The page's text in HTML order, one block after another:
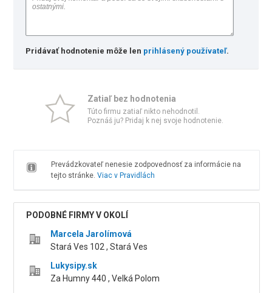
Pridávať hodnotenie môže len prihlásený používateľ.
Zatiaľ bez hodnotenia
Túto firmu zatiaľ nikto nehodnotil.
Poznáš ju? Pridaj k nej svoje hodnotenie.
Prevádzkovateľ nenesie zodpovednosť za informácie na
tejto stránke. Viac v Pravidlách
PODOBNÉ FIRMY V OKOLÍ
Marcela Jarolímová
Stará Ves 102 , Stará Ves
Lukysipy.sk
Za Humny 440 , Velká Polom